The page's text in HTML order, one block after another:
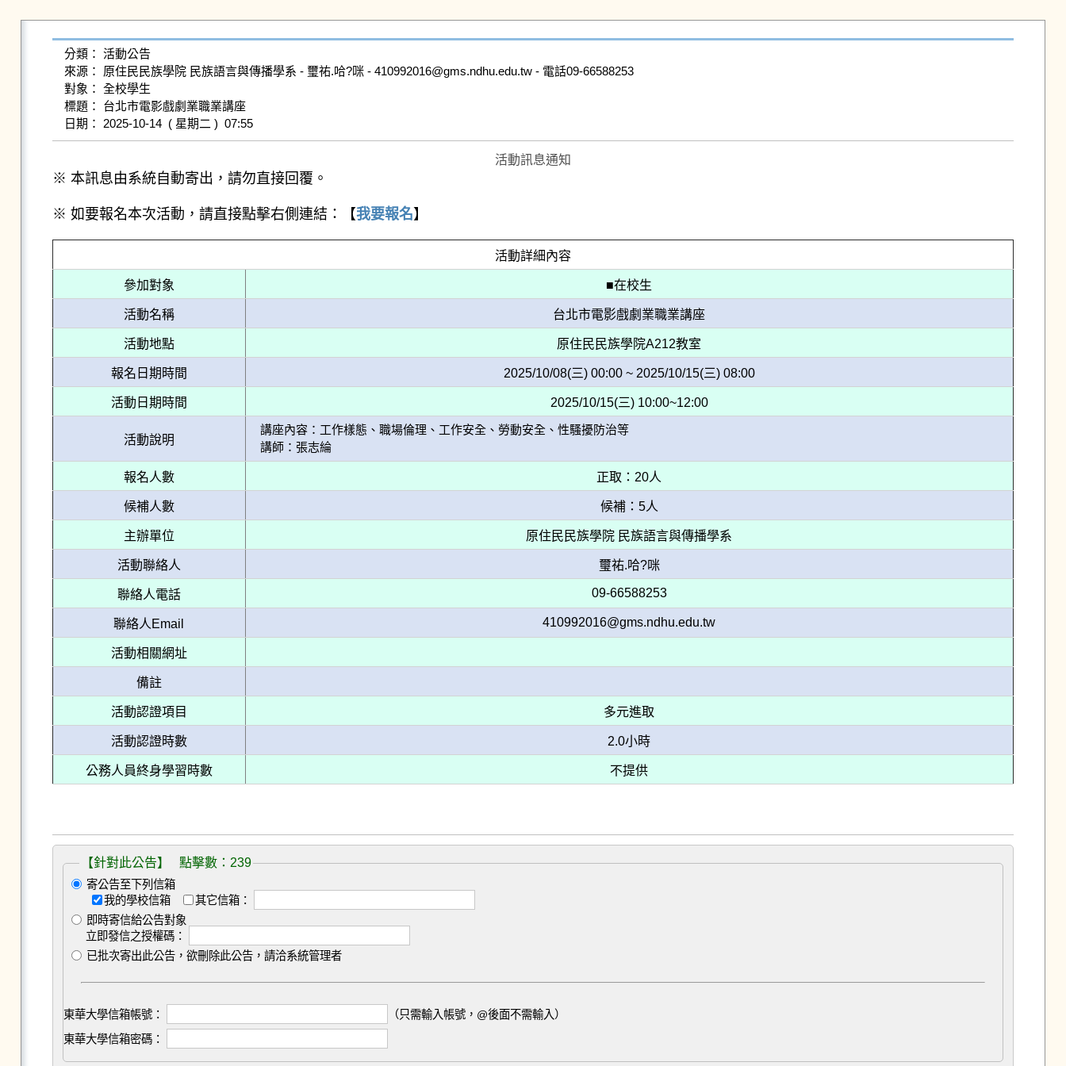
分類： 活動公告
來源： 原住民民族學院 民族語言與傳播學系 - 璽祐.哈?咪 - 410992016@gms.ndhu.edu.tw - 電話09-66588253
對象： 全校學生
標題： 台北市電影戲劇業職業講座
日期： 2025-10-14  ( 星期二 )  07:55
活動訊息通知
※ 本訊息由系統自動寄出，請勿直接回覆。
※ 如要報名本次活動，請直接點擊右側連結：【我要報名】
活動詳細內容
參加對象 ■在校生
活動名稱 台北市電影戲劇業職業講座
活動地點 原住民民族學院A212教室
報名日期時間 2025/10/08(三) 00:00 ~ 2025/10/15(三) 08:00
活動日期時間 2025/10/15(三) 10:00~12:00
活動說明
講座內容：工作樣態、職場倫理、工作安全、勞動安全、性騷擾防治等
講師：張志綸
報名人數 正取：20人
候補人數 候補：5人
主辦單位 原住民民族學院 民族語言與傳播學系
活動聯絡人 璽祐.哈?咪
聯絡人電話 09-66588253
聯絡人Email 410992016@gms.ndhu.edu.tw
活動相關網址
備註
活動認證項目 多元進取
活動認證時數 2.0小時
公務人員終身學習時數 不提供
【針對此公告】 點擊數：239
寄公告至下列信箱
我的學校信箱
其它信箱：
即時寄信給公告對象
立即發信之授權碼：
已批次寄出此公告，欲刪除此公告，請洽系統管理者
東華大學信箱帳號：
（只需輸入帳號，@後面不需輸入）
東華大學信箱密碼：